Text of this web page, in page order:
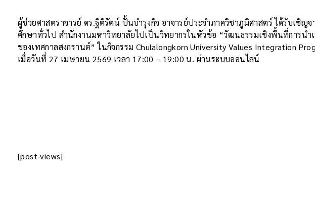
ผู้ช่วยศาสตราจารย์ ดร.ฐิติรัตน์ ปั้นบำรุงกิจ อาจารย์ประจำภาควิชาภูมิศาสตร์ ได้รับเชิญจ
ศึกษาทั่วไป สำนักงานมหาวิทยาลัยไปเป็นวิทยากรในหัวข้อ “วัฒนธรรมเชิงพื้นที่การนำ
ของเทศกาลสงกรานต์” ในกิจกรรม Chulalongkorn University Values Integration
เมื่อวันที่ 27 เมษายน 2569 เวลา 17:00 – 19:00 น. ผ่านระบบออนไลน์
[post-views]